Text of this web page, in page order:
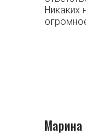
Марина
Никаких